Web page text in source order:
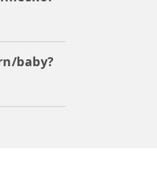
baby?